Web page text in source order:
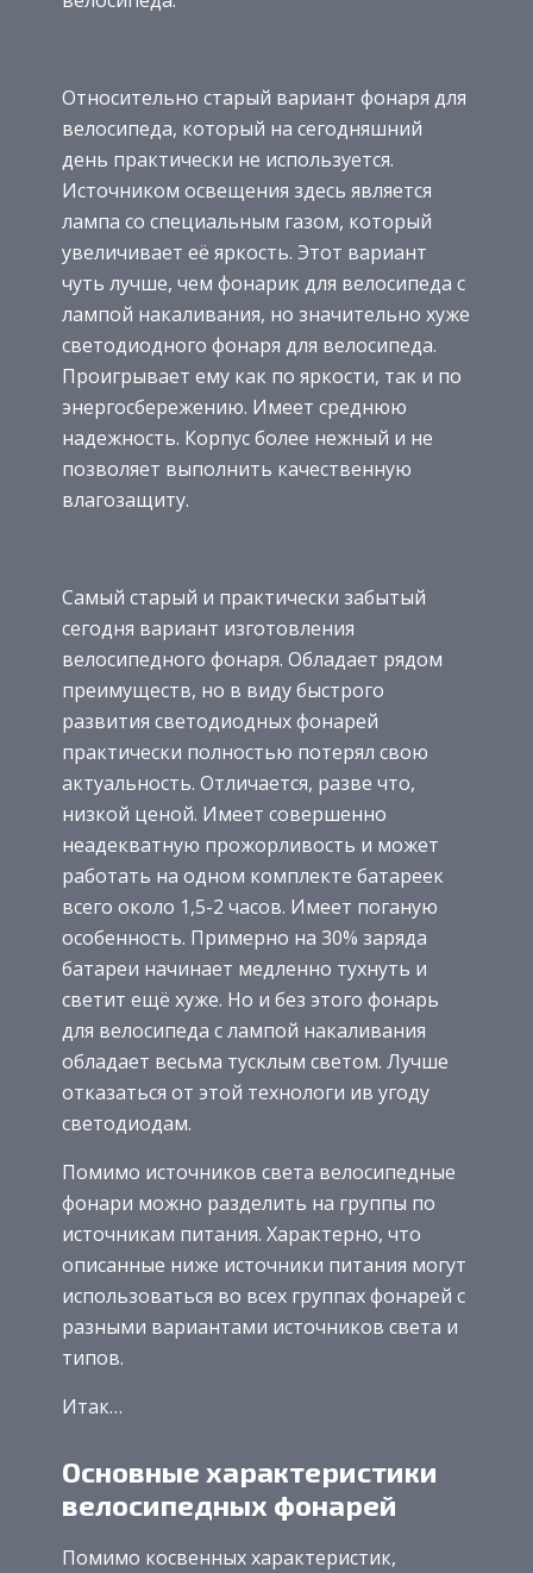
Относительно старый вариант фонаря для
велосипеда, который на сегодняшний
день практически не используется.
Источником освещения здесь является
лампа со специальным газом, который
увеличивает её яркость. Этот вариант
чуть лучше, чем фонарик для велосипеда с
лампой накаливания, но значительно хуже
светодиодного фонаря для велосипеда.
Проигрывает ему как по яркости, так и по
энергосбережению. Имеет среднюю
надежность. Корпус более нежный и не
позволяет выполнить качественную
влагозащиту.
Самый старый и практически забытый
сегодня вариант изготовления
велосипедного фонаря. Обладает рядом
преимуществ, но в виду быстрого
развития светодиодных фонарей
практически полностью потерял свою
актуальность. Отличается, разве что,
низкой ценой. Имеет совершенно
неадекватную прожорливость и может
работать на одном комплекте батареек
всего около 1,5-2 часов. Имеет поганую
особенность. Примерно на 30% заряда
батареи начинает медленно тухнуть и
светит ещё хуже. Но и без этого фонарь
для велосипеда с лампой накаливания
обладает весьма тусклым светом. Лучше
отказаться от этой технологи ив угоду
светодиодам.
Помимо источников света велосипедные
фонари можно разделить на группы по
источникам питания. Характерно, что
описанные ниже источники питания могут
использоваться во всех группах фонарей с
разными вариантами источников света и
типов.
Итак…
Основные характеристики
велосипедных фонарей
Помимо косвенных характеристик,